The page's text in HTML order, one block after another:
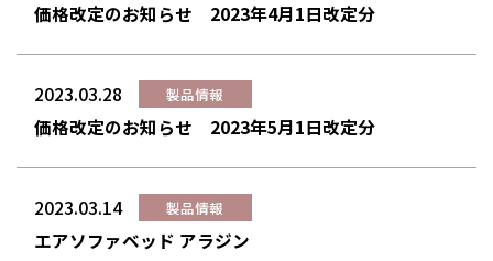
価格改定のお知らせ 2023年4月1日改定分
2023.03.28 製品情報
価格改定のお知らせ 2023年5月1日改定分
2023.03.14 製品情報
エアソファベッド アラジン